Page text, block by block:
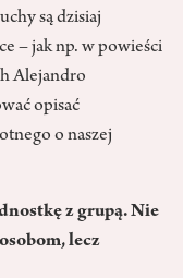
są dzisiaj
– jak np. w powieści
Alejandro
opisać
o naszej
z grupą. Nie
lecz